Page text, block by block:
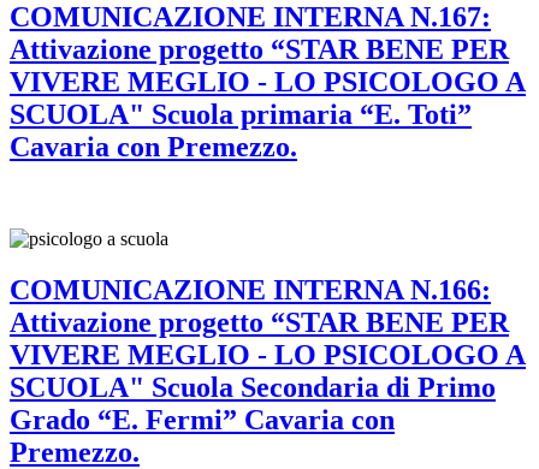
COMUNICAZIONE INTERNA N.167:
Attivazione progetto “STAR BENE PER
VIVERE MEGLIO - LO PSICOLOGO A
SCUOLA" Scuola primaria “E. Toti”
Cavaria con Premezzo.
COMUNICAZIONE INTERNA N.166:
Attivazione progetto “STAR BENE PER
VIVERE MEGLIO - LO PSICOLOGO A
SCUOLA" Scuola Secondaria di Primo
Grado “E. Fermi” Cavaria con
Premezzo.